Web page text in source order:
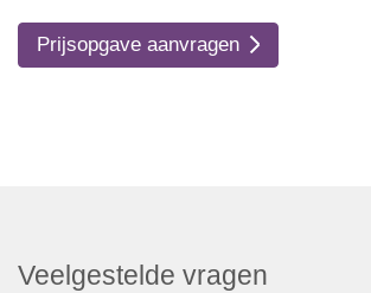
Prijsopgave aanvragen
Veelgestelde vragen